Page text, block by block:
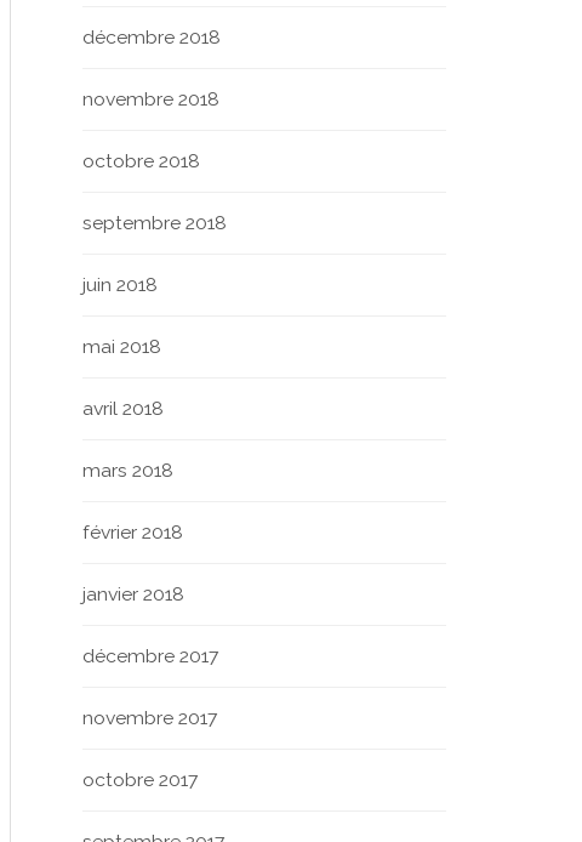
décembre 2018
novembre 2018
octobre 2018
septembre 2018
juin 2018
mai 2018
avril 2018
mars 2018
février 2018
janvier 2018
décembre 2017
novembre 2017
octobre 2017